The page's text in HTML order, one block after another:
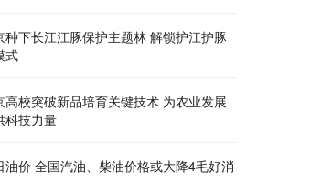
种下长江江豚保护主题林 解锁护江护豚
式
高校突破新品培育关键技术 为农业发展
科技力量
油价 全国汽油、柴油价格或大降4毛好消